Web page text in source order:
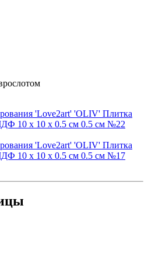
'Love2art' 'OLIV' Плитка
10 х 10 х 0.5 см 0.5 см №22
'Love2art' 'OLIV' Плитка
10 х 10 х 0.5 см 0.5 см №17